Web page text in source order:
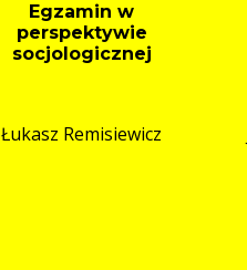
Egzamin w
perspektywie
socjologicznej
Łukasz Remisiewicz